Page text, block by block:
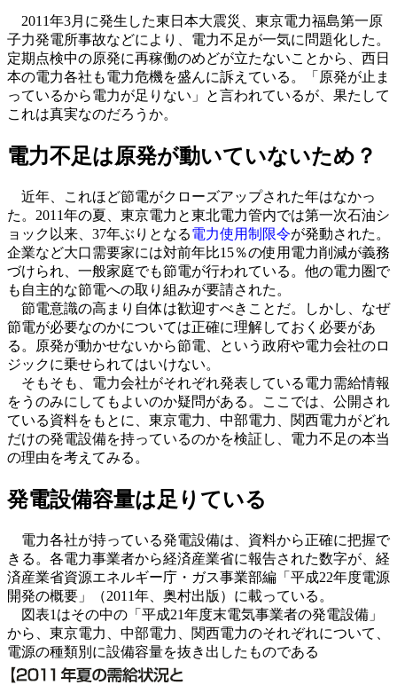
2011年3月に発生した東日本大震災、東京電力福島第一原
子力発電所事故などにより、電力不足が一気に問題化した。
定期点検中の原発に再稼働のめどが立たないことから、西日
本の電力各社も電力危機を盛んに訴えている。「原発が止ま
っているから電力が足りない」と言われているが、果たして
これは真実なのだろうか。
電力不足は原発が動いていないため？
近年、これほど節電がクローズアップされた年はなかっ
た。2011年の夏、東京電力と東北電力管内では第一次石油シ
ョック以来、37年ぶりとなる電力使用制限令が発動された。
企業など大口需要家には対前年比15％の使用電力削減が義務
づけられ、一般家庭でも節電が行われている。他の電力圏で
も自主的な節電への取り組みが要請された。
節電意識の高まり自体は歓迎すべきことだ。しかし、なぜ
節電が必要なのかについては正確に理解しておく必要があ
る。原発が動かせないから節電、という政府や電力会社のロ
ジックに乗せられてはいけない。
そもそも、電力会社がそれぞれ発表している電力需給情報
をうのみにしてもよいのか疑問がある。ここでは、公開され
ている資料をもとに、東京電力、中部電力、関西電力がどれ
だけの発電設備を持っているのかを検証し、電力不足の本当
の理由を考えてみる。
発電設備容量は足りている
電力各社が持っている発電設備は、資料から正確に把握で
きる。各電力事業者から経済産業省に報告された数字が、経
済産業省資源エネルギー庁・ガス事業部編「平成22年度電源
開発の概要」（2011年、奥村出版）に載っている。
図表1はその中の「平成21年度末電気事業者の発電設備」
から、東京電力、中部電力、関西電力のそれぞれについて、
電源の種類別に設備容量を抜き出したものである